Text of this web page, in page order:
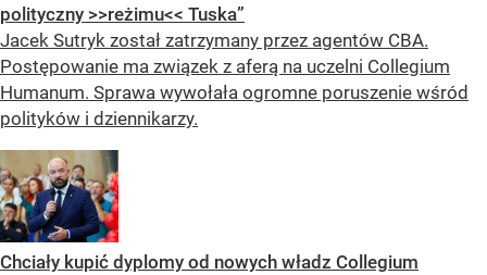
polityczny >>reżimu<< Tuska”
Jacek Sutryk został zatrzymany przez agentów CBA.
Postępowanie ma związek z aferą na uczelni Collegium
Humanum. Sprawa wywołała ogromne poruszenie wśród
polityków i dziennikarzy.
Chciały kupić dyplomy od nowych władz Collegium